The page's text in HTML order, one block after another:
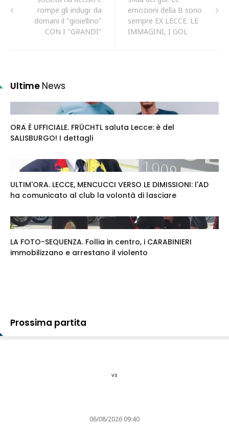
rompe gli indugi: da
domani il "gioiellino"
CON I "GRANDI"
emozioni della B sono
sempre EX LECCE. LE
IMMAGINI, I GOL
Ultime News
ORA È UFFICIALE. FRÜCHTL saluta Lecce: è del
SALISBURGO! I dettagli
ULTIM'ORA. LECCE, MENCUCCI VERSO LE DIMISSIONI: l'AD
ha comunicato al club la volontà di lasciare
LA FOTO-SEQUENZA. Follia in centro, i CARABINIERI
immobilizzano e arrestano il violento
Prossima partita
vs
06/08/2026 09:40